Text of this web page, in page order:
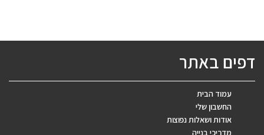
דפים באתר
עמוד הבית
החשבון שלי
אודות ושאלות נפוצות